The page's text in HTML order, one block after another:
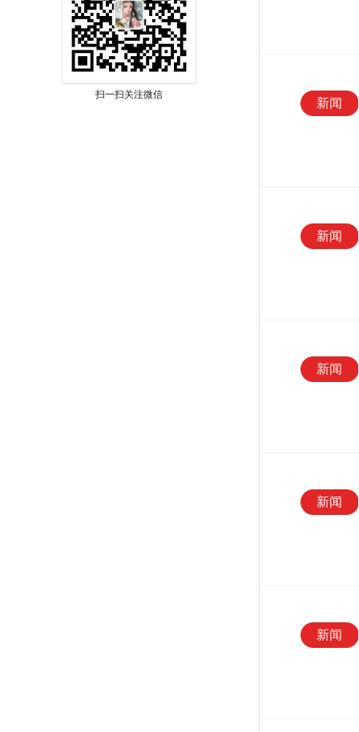
新闻
新闻
新闻
新闻
新闻
扫一扫关注微信